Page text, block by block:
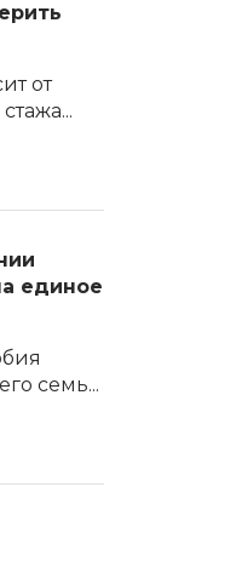
от
единое
семь...